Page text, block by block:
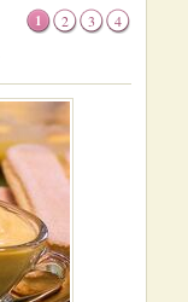
1 2 3 4